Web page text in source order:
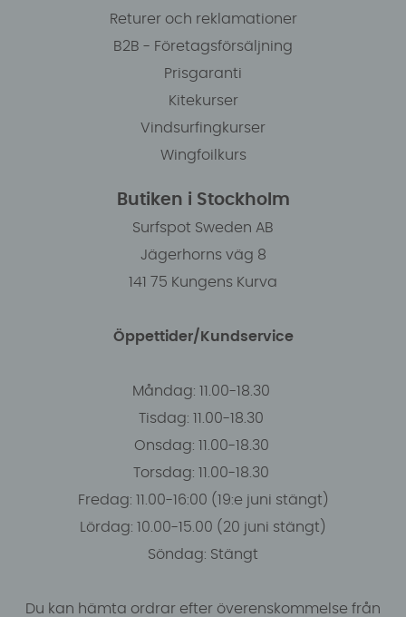
Returer och reklamationer
B2B - Företagsförsäljning
Prisgaranti
Kitekurser
Vindsurfingkurser
Wingfoilkurs
Butiken i Stockholm
Surfspot Sweden AB
Jägerhorns väg 8
141 75 Kungens Kurva
Öppettider/Kundservice
Måndag: 11.00-18.30
Tisdag: 11.00-18.30
Onsdag: 11.00-18.30
Torsdag: 11.00-18.30
Fredag: 11.00-16:00 (19:e juni stängt)
Lördag: 10.00-15.00 (20 juni stängt)
Söndag: Stängt
Du kan hämta ordrar efter överenskommelse från